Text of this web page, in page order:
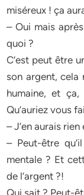
miséreux ! ça
– Oui mais
quoi ?
C’est peut être
son argent, cela
humaine, et
Qu’auriez vous
– J’en aurais
– Peut-être
mentale ? Et
de l’argent ?!
Qui sait ? Peut-